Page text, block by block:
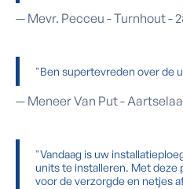
— Mevr. Pecceu - Turnhout -
"Ben supertevreden over de
— Meneer Van Put -
"Vandaag is uw
units te installeren. Met deze
voor de verzorgde en netjes